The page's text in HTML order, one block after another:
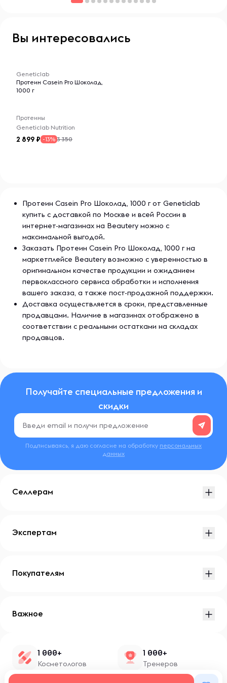
Вы интересовались
Geneticlab
Протеин Casein Pro Шоколад,
1000 г
Протеины
Geneticlab Nutrition
2 899 -13% 3 350
Протеин Casein Pro Шоколад, 1000 г от Geneticlab
купить с доставкой по Москве и всей России в
интернет-магазинах на Beautery можно с
максимальной выгодой.
Заказать Протеин Casein Pro Шоколад, 1000 г на
маркетплейсе Beautery возможно с уверенностью в
оригинальном качестве продукции и ожиданием
первоклассного сервиса обработки и исполнения
вашего заказа, а также пост-продажной поддержки.
Доставка осуществляется в сроки, представленные
продавцами. Наличие в магазинах отображено в
соответствии с реальными остатками на складах
продавцов.
Получайте специальные предложения и
скидки
Подписываясь, я даю согласие на обработку персональных
данных
Селлерам
Экспертам
Покупателям
Важное
1 000+
Косметологов
1 000+
Тренеров